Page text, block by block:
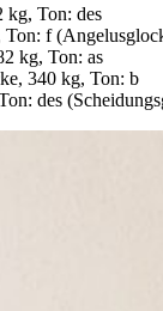
Ton: des
f
kg, Ton: as
340 kg, Ton: b
des